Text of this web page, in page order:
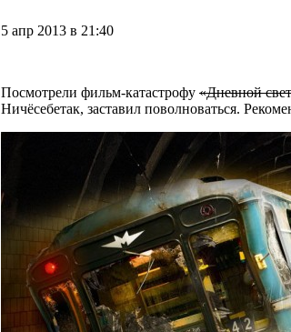
5 апр 2013 в 21:40
Посмотрели фильм-катастрофу «Дневной
Ничёсебетак, заставил поволноваться.